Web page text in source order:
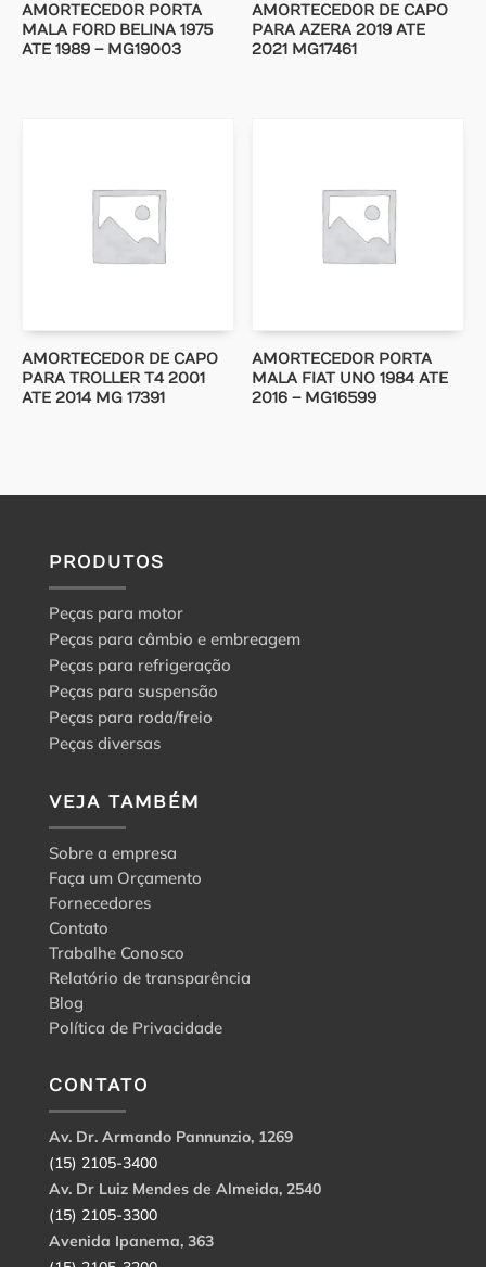
AMORTECEDOR PORTA
MALA FORD BELINA 1975
ATE 1989 – MG19003
AMORTECEDOR DE CAPO
PARA AZERA 2019 ATE
2021 MG17461
AMORTECEDOR DE CAPO
PARA TROLLER T4 2001
ATE 2014 MG 17391
AMORTECEDOR PORTA
MALA FIAT UNO 1984 ATE
2016 – MG16599
PRODUTOS
Peças para motor
Peças para câmbio e embreagem
Peças para refrigeração
Peças para suspensão
Peças para roda/freio
Peças diversas
VEJA TAMBÉM
Sobre a empresa
Faça um Orçamento
Fornecedores
Contato
Trabalhe Conosco
Relatório de transparência
Blog
Política de Privacidade
CONTATO
Av. Dr. Armando Pannunzio, 1269
(15) 2105-3400
Av. Dr Luiz Mendes de Almeida, 2540
(15) 2105-3300
Avenida Ipanema, 363